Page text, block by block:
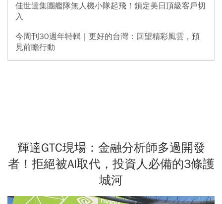
佳世達集團艦隊無人機小隊起飛！鎖定美日頂級客戶切
入
今周刊30週年特輯｜更好的台灣：回望精彩風雲，預
見前瞻行動
輝達GTC現場：金融分析師多過開發
者！拒絕被AI取代，投資人必備的3條護
城河